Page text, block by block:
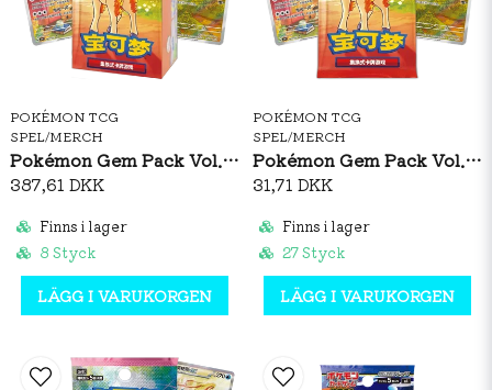
POKÉMON TCG
SPEL/MERCH
Pokémon Gem Pack Vol. 4 Booster Box (S-CH)
387,61 DKK
Finns i lager
8 Styck
LÄGG I VARUKORGEN
POKÉMON TCG
SPEL/MERCH
Pokémon Gem Pack Vol. 4 Booster Pack (S-CH)
31,71 DKK
Finns i lager
27 Styck
LÄGG I VARUKORGEN